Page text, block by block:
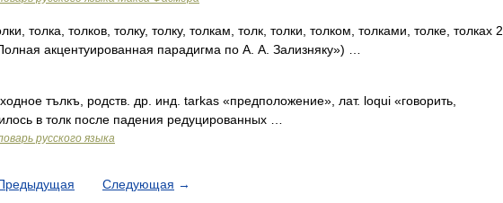
толка, толков, толку, толку, толкам, толк, толки, толком, толками, толке, толках 2.
акцентуированная парадигма по А. А. Зализняку») …
тълкъ, родств. др. инд. tarkas «предположение», лат. loqui «говорить,
в толк после падения редуцированных …
русского языка
Следующая →